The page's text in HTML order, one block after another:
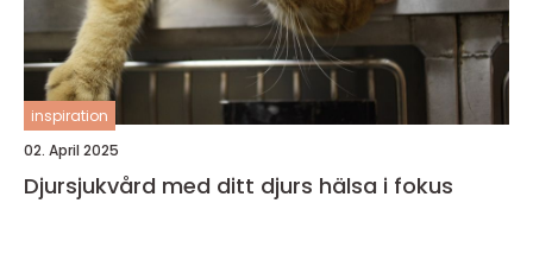
inspiration
02. April 2025
Djursjukvård med ditt djurs hälsa i fokus